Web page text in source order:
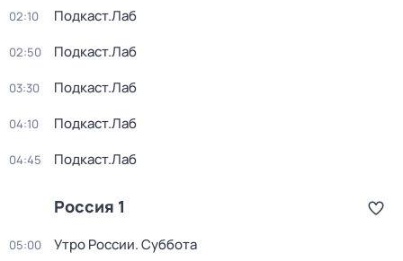
02:10 Подкаст.Лаб
02:50 Подкаст.Лаб
03:30 Подкаст.Лаб
04:10 Подкаст.Лаб
04:45 Подкаст.Лаб
Россия 1
05:00 Утро России. Суббота